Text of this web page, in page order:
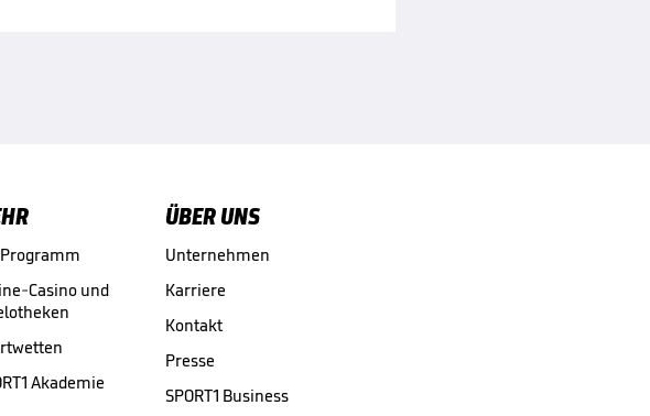
Casino und
Akademie
ÜBER UNS
Unternehmen
Karriere
Kontakt
Presse
SPORT1 Business